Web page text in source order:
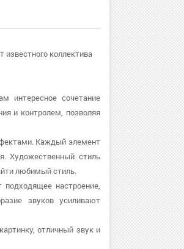
коллектива
интересное сочетание
и контролем, позволяя
Каждый элемент
Художественный стиль
любимый стиль.
настроение,
звуков усиливают
отличный звук и